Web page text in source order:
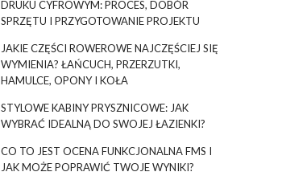
DRUKU CYFROWYM: PROCES, DOBÓR
SPRZĘTU I PRZYGOTOWANIE PROJEKTU
JAKIE CZĘŚCI ROWEROWE NAJCZĘŚCIEJ SIĘ
WYMIENIA? ŁAŃCUCH, PRZERZUTKI,
HAMULCE, OPONY I KOŁA
STYLOWE KABINY PRYSZNICOWE: JAK
WYBRAĆ IDEALNĄ DO SWOJEJ ŁAZIENKI?
CO TO JEST OCENA FUNKCJONALNA FMS I
JAK MOŻE POPRAWIĆ TWOJE WYNIKI?